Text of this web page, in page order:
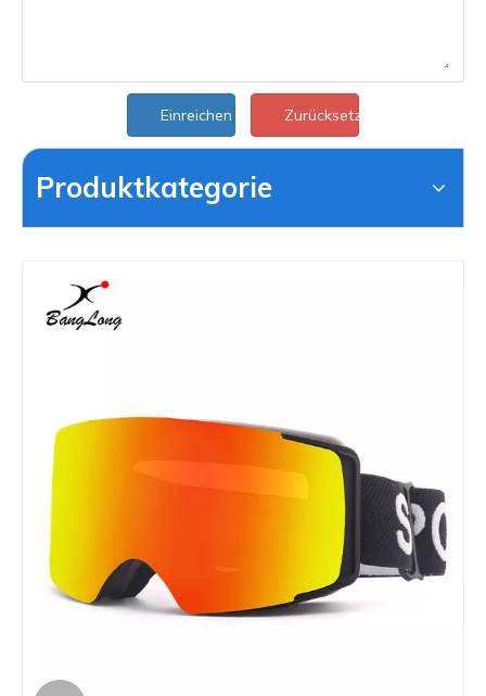
Einreichen Zurücksetzen
Produktkategorie